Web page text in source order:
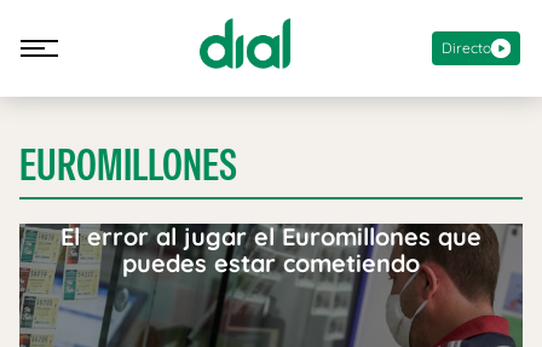
Directo
EUROMILLONES
El error al jugar el Euromillones que
puedes estar cometiendo